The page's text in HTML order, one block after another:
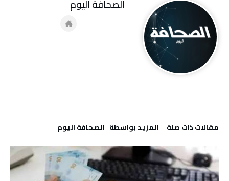
‫مقالات ذات صلة‬ ‫‫المزيد بواسطة‬ ‬ ‭ ‬الصحافة‭ ‬اليوم